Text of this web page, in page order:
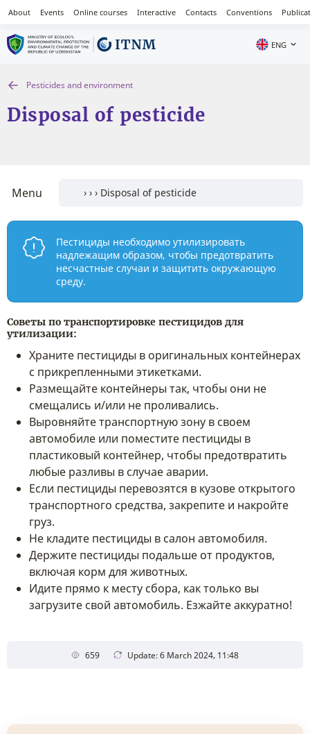
About Events Online courses Interactive Contacts Conventions
ENG
Pesticides and environment
Disposal of pesticide
Menu
Пестициды необходимо утилизировать
надлежащим образом, чтобы предотвратить
несчастные случаи и защитить окружающую
среду.
Советы по транспортировке пестицидов для
утилизации:
Храните пестициды в оригинальных контейнерах
с прикрепленными этикетками.
Размещайте контейнеры так, чтобы они не
смещались и/или не проливались.
Выровняйте транспортную зону в своем
автомобиле или поместите пестициды в
пластиковый контейнер, чтобы предотвратить
любые разливы в случае аварии.
Если пестициды перевозятся в кузове открытого
транспортного средства, закрепите и накройте
груз.
Не кладите пестициды в салон автомобиля.
Держите пестициды подальше от продуктов,
включая корм для животных.
Идите прямо к месту сбора, как только вы
загрузите свой автомобиль. Езжайте аккуратно!
659 Update: 6 March 2024, 11:48